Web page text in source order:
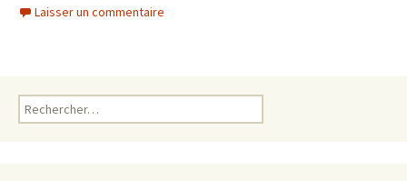
c
e
i
t
Laisser un commentaire
Rechercher :